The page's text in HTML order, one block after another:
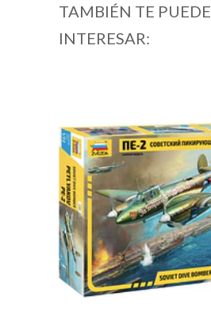
TAMBIÉN TE PUEDE
INTERESAR: